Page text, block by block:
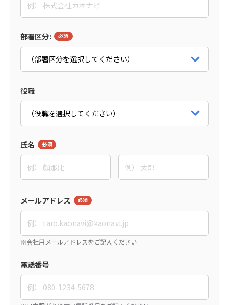
東野 敦
People Trees合同会社
Co-CEO
パートナー詳細をみる
部署区分:
役職
氏名
メールアドレス
電話番号